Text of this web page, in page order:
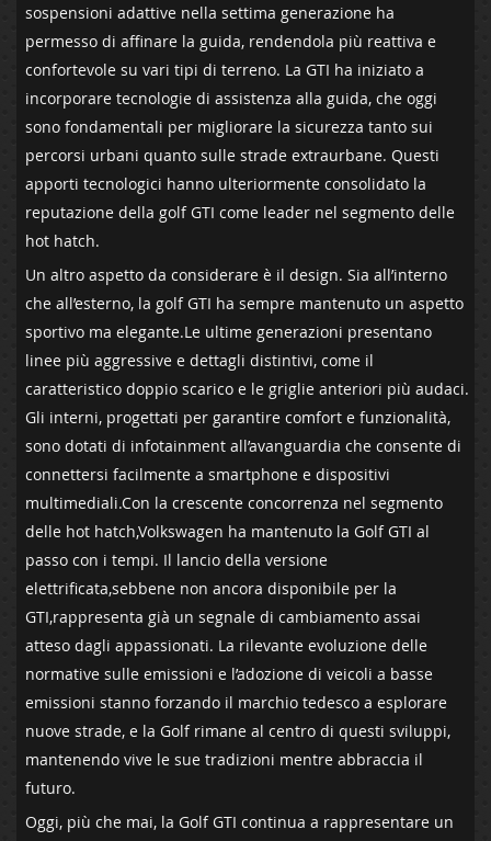
sospensioni adattive nella settima generazione⁤ ha
permesso di affinare la‍ guida, rendendola più reattiva ⁢e
confortevole su vari tipi ‍di terreno. La GTI ha iniziato a
incorporare tecnologie di assistenza alla guida, che oggi
sono fondamentali per migliorare la sicurezza tanto sui
percorsi urbani⁤ quanto sulle strade extraurbane.⁤ Questi
apporti tecnologici ‍hanno ulteriormente consolidato la
reputazione della golf GTI ⁢come⁢ leader nel segmento delle
hot hatch.
Un altro aspetto da considerare è il design. Sia ⁢all’interno
che all’esterno, la⁢ golf‌ GTI ha sempre mantenuto ‌un aspetto
‍sportivo ma elegante.Le‍ ultime generazioni presentano
linee più aggressive e​ dettagli distintivi, come il
caratteristico ⁢doppio‍ scarico e le ⁢griglie anteriori più audaci.
Gli‌ interni, progettati per garantire comfort ‍e funzionalità,⁣
sono dotati di infotainment all’avanguardia che consente⁣ di
connettersi facilmente a ⁢smartphone e dispositivi
multimediali.Con la crescente concorrenza nel segmento
delle hot⁢ hatch,Volkswagen ha mantenuto la Golf GTI al
passo⁤ con i tempi. Il lancio della versione
elettrificata,sebbene non ancora disponibile per ​la
GTI,rappresenta ​già⁤ un segnale di cambiamento assai
atteso dagli appassionati. La rilevante evoluzione delle
normative⁢ sulle emissioni e l’adozione di‍ veicoli a basse
emissioni stanno forzando⁣ il ​marchio ⁢tedesco⁤ a esplorare⁢
nuove strade, e la Golf rimane al centro ‍di questi sviluppi,
mantenendo vive le sue tradizioni‌ mentre abbraccia il
futuro.
Oggi, più che mai, la Golf GTI continua a rappresentare un